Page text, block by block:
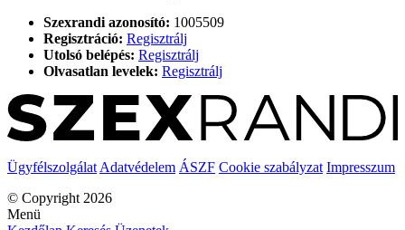
Szexrandi azonosító: 1005509
Regisztráció: Regisztrálj
Utolsó belépés: Regisztrálj
Olvasatlan levelek: Regisztrálj
Ügyfélszolgálat Adatvédelem ÁSZF Cookie szabályzat Impresszum
© Copyright 2026
Menü